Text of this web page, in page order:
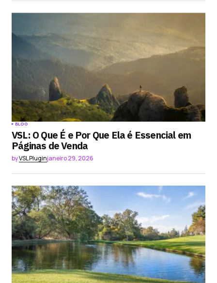
BLOG
VSL: O Que É e Por Que Ela é Essencial em
Páginas de Venda
byVSL Pluginjaneiro 29, 2026